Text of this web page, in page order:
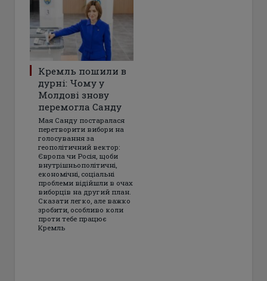
Кремль пошили в
дурні: Чому у
Молдові знову
перемогла Санду
Мая Санду постаралася
перетворити вибори на
голосування за
геополітичний вектор:
Європа чи Росія, щоби
внутрішньополітичні,
економічні, соціальні
проблеми відійшли в очах
виборців на другий план.
Сказати легко, але важко
зробити, особливо коли
проти тебе працює
Кремль